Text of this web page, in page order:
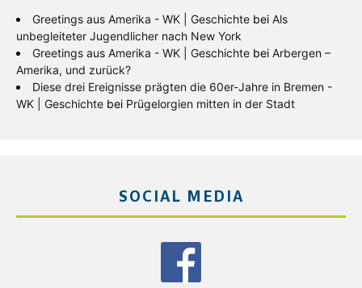
Greetings aus Amerika - WK | Geschichte bei Als
unbegleiteter Jugendlicher nach New York
Greetings aus Amerika - WK | Geschichte bei Arbergen –
Amerika, und zurück?
Diese drei Ereignisse prägten die 60er-Jahre in Bremen -
WK | Geschichte bei Prügelorgien mitten in der Stadt
SOCIAL MEDIA